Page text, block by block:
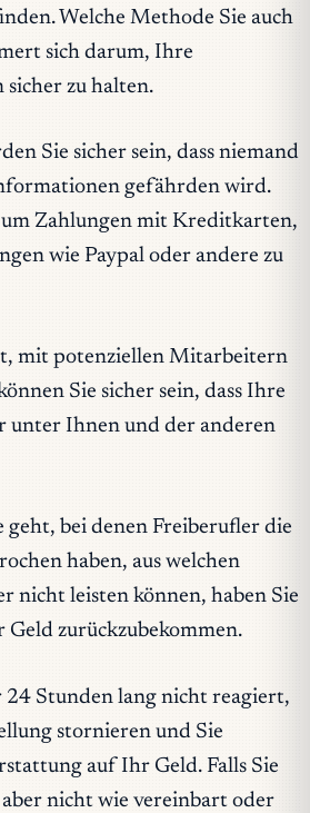
Welche Methode Sie auch
sich darum, Ihre
zu halten.
Sie sicher sein, dass niemand
gefährden wird.
um Zahlungen mit Kreditkarten,
wie Paypal oder andere zu
mit potenziellen Mitarbeitern
Sie sicher sein, dass Ihre
unter Ihnen und der anderen
geht, bei denen Freiberufler die
haben, aus welchen
nicht leisten können, haben Sie
zurückzubekommen.
24 Stunden lang nicht reagiert,
stornieren und Sie
auf Ihr Geld. Falls Sie
nicht wie vereinbart oder